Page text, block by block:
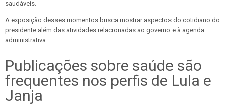
saudáveis.
A exposição desses momentos busca mostrar aspectos do cotidiano do
presidente além das atividades relacionadas ao governo e à agenda
administrativa.
Publicações sobre saúde são
frequentes nos perfis de Lula e
Janja